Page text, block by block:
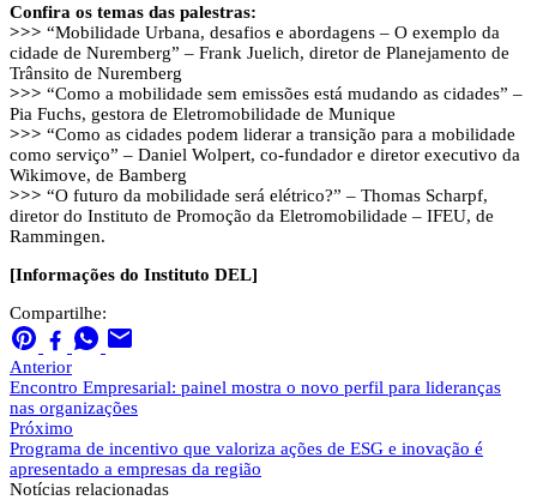
Confira os temas das palestras:
>>> “Mobilidade Urbana, desafios e abordagens – O exemplo da
cidade de Nuremberg” – Frank Juelich, diretor de Planejamento de
Trânsito de Nuremberg
>>> “Como a mobilidade sem emissões está mudando as cidades” –
Pia Fuchs, gestora de Eletromobilidade de Munique
>>> “Como as cidades podem liderar a transição para a mobilidade
como serviço” – Daniel Wolpert, co-fundador e diretor executivo da
Wikimove, de Bamberg
>>> “O futuro da mobilidade será elétrico?” – Thomas Scharpf,
diretor do Instituto de Promoção da Eletromobilidade – IFEU, de
Rammingen.
[Informações do Instituto DEL]
Compartilhe:
Anterior
Encontro Empresarial: painel mostra o novo perfil para lideranças
nas organizações
Próximo
Programa de incentivo que valoriza ações de ESG e inovação é
apresentado a empresas da região
Notícias relacionadas